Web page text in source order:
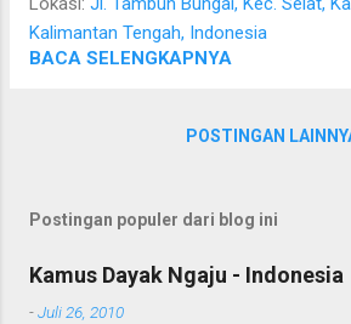
Infection Prevention
rumah sakit yaitu Mariasi
Dalam kegiatan ini juga
kegiatan ini Bapak Dusi,
Kalimantan Tengah, Indonesia
BACA SELENGKAPNYA
POSTINGAN
Postingan populer dari blog ini
Kamus Dayak Ngaju - Indonesia
-Juli 26, 2010